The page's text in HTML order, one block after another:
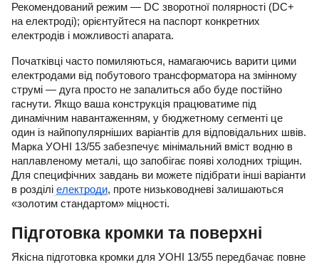
Рекомендований режим — DC зворотної полярності (DC+
на електроді); орієнтуйтеся на паспорт конкретних
електродів і можливості апарата.
Початківці часто помиляються, намагаючись варити цими
електродами від побутового трансформатора на змінному
струмі — дуга просто не запалиться або буде постійно
гаснути. Якщо ваша конструкція працюватиме під
динамічним навантаженням, у бюджетному сегменті це
один із найпопулярніших варіантів для відповідальних швів.
Марка УОНІ 13/55 забезпечує мінімальний вміст водню в
наплавленому металі, що запобігає появі холодних тріщин.
Для специфічних завдань ви можете підібрати інші варіанти
в розділі електроди, проте низьководневі залишаються
«золотим стандартом» міцності.
Підготовка кромки та поверхні
Якісна підготовка кромки для УОНІ 13/55 передбачає повне